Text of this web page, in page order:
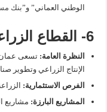
الوطني العماني” و”بنك
6- القطاع الزراعي والغذائي:
النظرة العامة: تسعى عمان
الإنتاج الزراعي وتطوير
الفرص الاستثمارية:
المشاريع البارزة: مشاريع